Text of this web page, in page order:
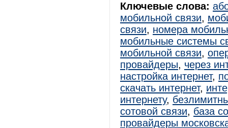
Ключевые слова:
мобильной связи,
связи, номера
мобильные системы
мобильной связи,
провайдеры, через
настройка интернет,
скачать интернет,
интернету,
сотовой связи, база
провайдеры